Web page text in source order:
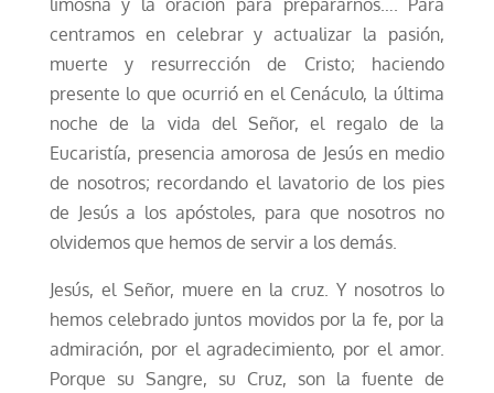
centramos en celebrar y actualizar la pasión,
muerte y resurrección de Cristo; haciendo
presente lo que ocurrió en el Cenáculo, la última
noche de la vida del Señor, el regalo de la
Eucaristía, presencia amorosa de Jesús en medio
de nosotros; recordando el lavatorio de los pies
de Jesús a los apóstoles, para que nosotros no
olvidemos que hemos de servir a los demás.
Jesús, el Señor, muere en la cruz. Y nosotros lo
hemos celebrado juntos movidos por la fe, por la
admiración, por el agradecimiento, por el amor.
Porque su Sangre, su Cruz, son la fuente de